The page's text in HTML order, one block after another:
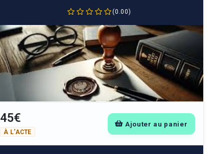
(0.00)
45€
À L'ACTE
Ajouter au panier